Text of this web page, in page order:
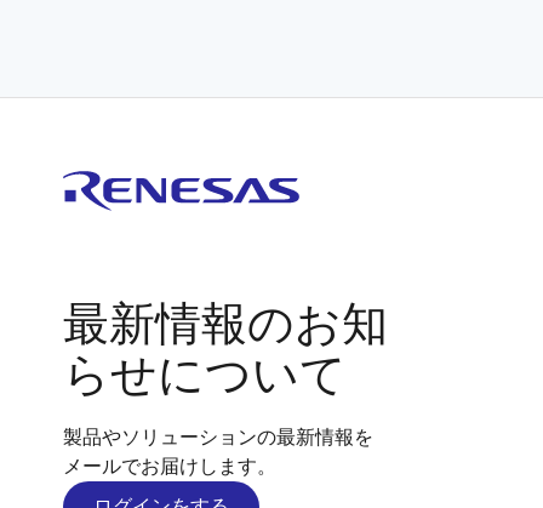
最新情報のお知
らせについて
製品やソリューションの最新情報を
メールでお届けします。